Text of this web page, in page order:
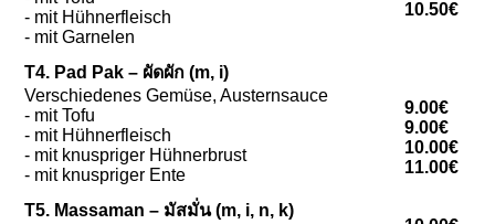
- mit Hühnerfleisch
- mit Garnelen
10.50€
T4. Pad Pak – ผัดผัก (m, i)
Verschiedenes Gemüse, Austernsauce
- mit Tofu
- mit Hühnerfleisch
- mit knuspriger Hühnerbrust
- mit knuspriger Ente
9.00€
9.00€
10.00€
11.00€
T5. Massaman – มัสมั่น (m, i, n, k)